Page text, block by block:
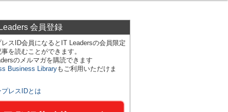
会員登録
スID会員になるとIT Leadersの会員限定
を読むことができます。
のメルマガを購読できます
Business Libraryもご利用いただけま
プレスIDとは